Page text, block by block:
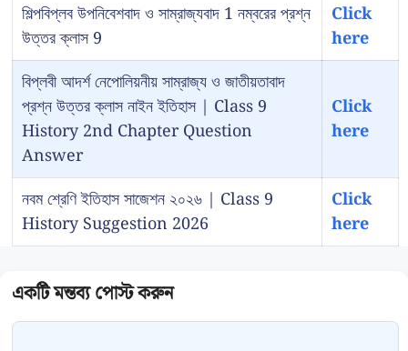
শিল্পবিপ্লব উপনিবেশবাদ ও সাম্রাজ্যবাদ 1 নম্বরের প্রশ্ন
উত্তর ক্লাস 9
Click
here
বিপ্লবী আদর্শ নেপোলিয়নীয় সাম্রাজ্য ও জাতীয়তাবাদ
প্রশ্ন উত্তর ক্লাস নাইন ইতিহাস | Class 9
History 2nd Chapter Question
Answer
Click
here
নবম শ্রেণি ইতিহাস সাজেশন ২০২৬ | Class 9
History Suggestion 2026
Click
here
Comment